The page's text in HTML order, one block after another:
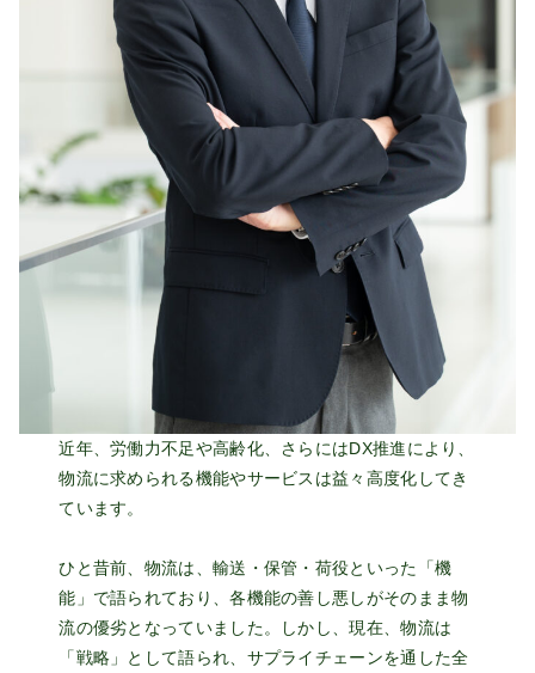
近年、労働力不足や高齢化、さらにはDX推進により、
物流に求められる機能やサービスは益々高度化してき
ています。
ひと昔前、物流は、輸送・保管・荷役といった「機
能」で語られており、各機能の善し悪しがそのまま物
流の優劣となっていました。しかし、現在、物流は
「戦略」として語られ、サプライチェーンを通した全